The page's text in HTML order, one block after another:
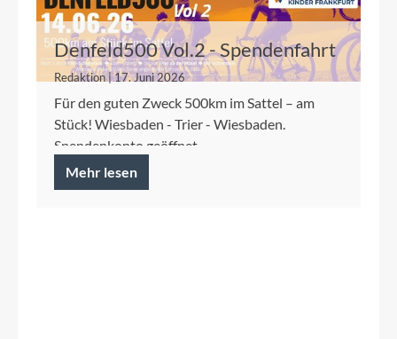
Denfeld500 Vol.2 - Spendenfahrt
2026 für die Kinderkrebshilfe
Redaktion | 17. Juni 2026
Für den guten Zweck 500km im Sattel – am
Stück! Wiesbaden - Trier - Wiesbaden.
Spendenkonto geöffnet.
Mehr lesen